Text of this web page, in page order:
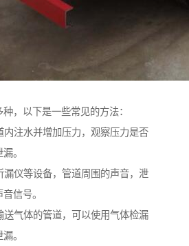
，以下是一些常见的方法：
内注水并增加压力，观察压力是否
。
漏仪等设备，管道周围的声音，泄
信号。
送气体的管道，可以使用气体检漏
。